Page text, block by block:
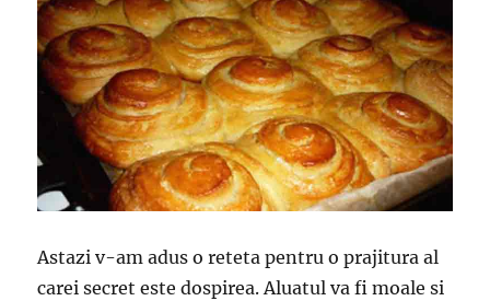
Astazi v-am adus o reteta pentru o prajitura al
carei secret este dospirea. Aluatul va fi moale si